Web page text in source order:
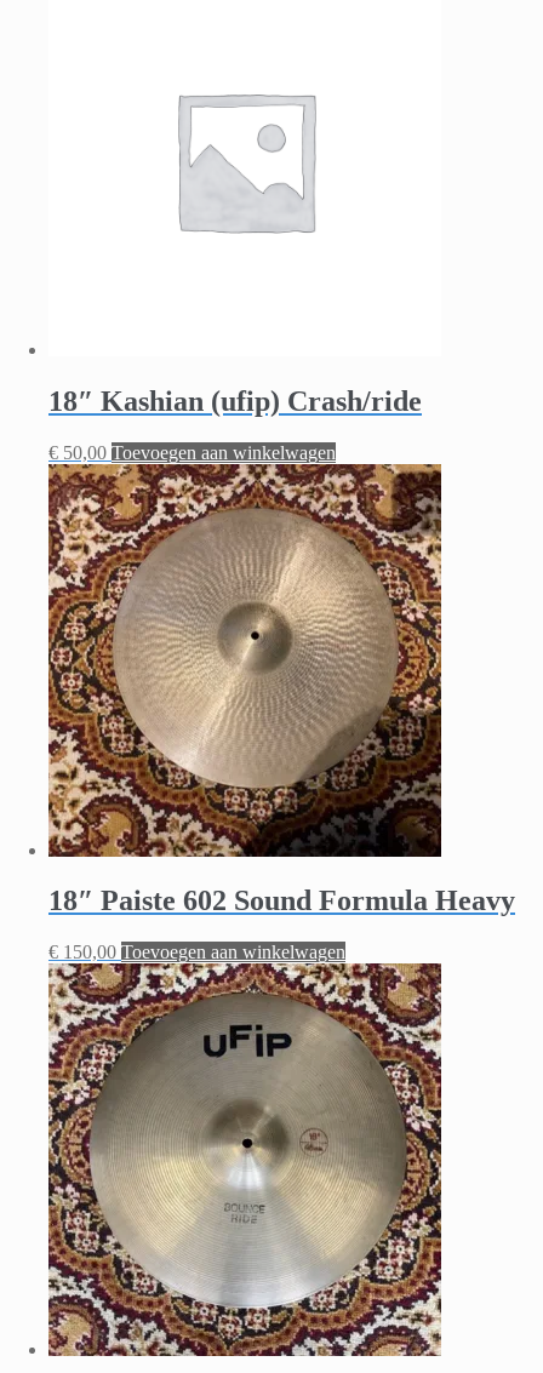
18″ Kashian (ufip) Crash/ride
€ 50,00 Toevoegen aan winkelwagen
18″ Paiste 602 Sound Formula Heavy
€ 150,00 Toevoegen aan winkelwagen